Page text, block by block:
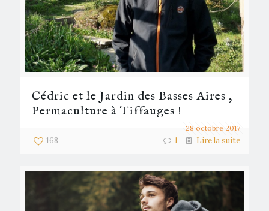
28 octobre 2017
Cédric et le Jardin des Basses Aires ,
Permaculture à Tiffauges !
168 1 Lire la suite